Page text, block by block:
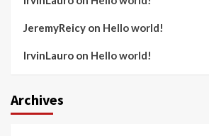
JeremyReicy on Hello world!
IrvinLauro on Hello world!
Archives